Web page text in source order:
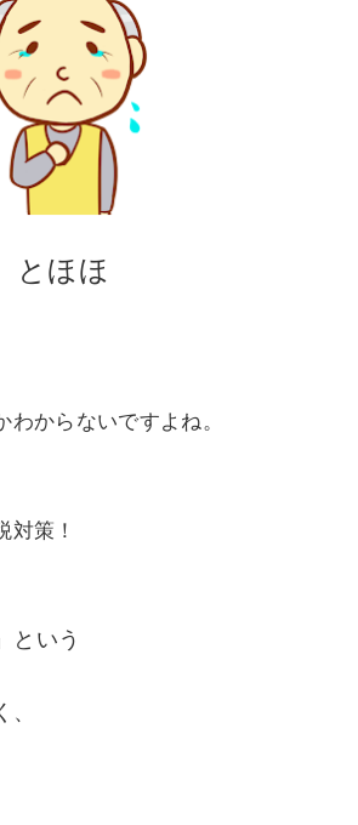
とほほ
からないですよね。
対策！
という